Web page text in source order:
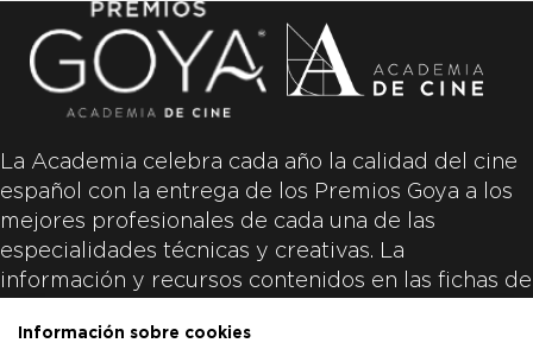
La Academia celebra cada año la calidad del cine
español con la entrega de los Premios Goya a los
mejores profesionales de cada una de las
especialidades técnicas y creativas. La
información y recursos contenidos en las fichas de
Información sobre cookies